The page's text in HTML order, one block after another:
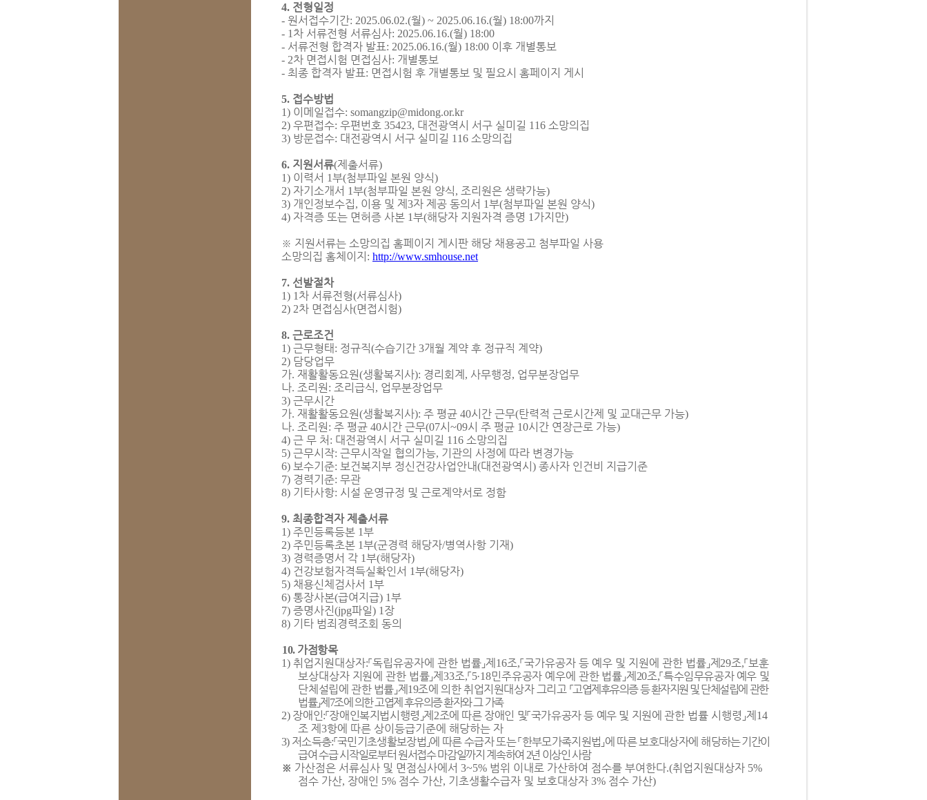
4. 전형일정
- 원서접수기간: 2025.06.02.(월) ~ 2025.06.16.(월) 18:00까지
- 1 차 서류전형 서류심사: 2025.06.16.(월) 18:00
- 서류전형 합격자 발표: 2025.06.16.(월) 18:00 이후 개별통보
- 2차 면접시험 면접심사: 개별통보
- 최종 합격자 발표: 면접시험 후 개별통보 및 필요시 홈페이지 게시
5. 접수방법
1) 이메일접수: somangzip@midong.or.kr
2) 우편접수: 우편번호 35423, 대전광역시 서구 실미길 116 소망의집
3) 방문접수: 대전광역시 서구 실미길 116 소망의집
6. 지원서류(제출서류)
1) 이력서 1부(첨부파일 본원 양식)
2) 자기소개서 1부(첨부파일 본원 양식, 조리원은 생략가능)
3) 개인정보수집, 이용 및 제 3자 제공 동의서 1부(첨부파일 본원 양식)
4) 자격증 또는 면허증 사본 1부(해당자 지원자격 증명 1 가지만)
※ 지원서류는 소망의집 홈페이지 게시판 해당 채용공고 첨부파일 사용
소망의집 홈체이지 : http://www.smhouse.net
7. 선발절차
1) 1 차 서류전형(서류심사)
2) 2차 면접심사(면접시험)
8. 근로조건
1) 근무형태: 정규직(수습기간 3개월 계약 후 정규직 계약)
2) 담당업무
가. 재활활동요원(생활복지사): 경리회계 , 사무행정, 업무분장업무
나. 조리원: 조리급식, 업무분장업무
3) 근무시간
가. 재활활동요원(생활복지사): 주 평균 40시간 근무(탄력적 근로시간제 및 교대근무 가능)
나. 조리원: 주 평균 40시간 근무(07시 ~09시 주 평균 10시간 연장근로 가능)
4) 근 무 처 : 대전광역시 서구 실미길 116 소망의집
5) 근무시작: 근무시작일 협의가능, 기관의 사정에 따라 변경가능
6) 보수기준: 보건복지부 정신건강사업안내(대전광역시 ) 종사자 인건비 지급기준
7) 경력기준: 무관
8) 기타사항: 시설 운영규정 및 근로계약서로 정함
9. 최종합격자 제출서류
1) 주민등록등본 1부
2) 주민등록초본 1부(군경력 해당자/병역사항 기재)
3) 경력증명서 각 1부(해당자)
4) 건강보험자격득실확인서 1부(해당자)
5) 채용신체검사서 1부
6) 통장사본(급여지급) 1부
7) 증명사진(jpg파일) 1 장
8) 기타 범죄경력조회 동의
10. 가점항목
1) 취업지원대상자:「독립유공자에 관한 법률 」제 16조,「국가유공자 등 예우 및 지원에 관한 법률」제29조,「보훈
보상대상자 지원에 관한 법률」제33조,「5·18민주유공자 예우에 관한 법률 」제 20조,「특수임무유공자 예우 및
단체설립에 관한 법률 」제 19조에 의한 취업지원대상자 그리고 「고엽제후유의증 등 환자지원 및 단체설립에 관한
법률」제 7조에 의한 고엽제 후유의증 환자와그 가족
2) 장애인:「장애인복지법시행령 」제 2조에 따른 장애인 및「국가유공자 등 예우 및 지원에 관한 법률 시행령 」제 14
조 제3항에 따른 상이등급기준에 해당하는 자
3) 저소득층:「국민기초생활보장법 」에 따른 수급자 또는「한부모가족지원법 」에 따른 보호대상자에 해당하는 기간이
급여 수급 시작일로부터 원서접수 마감일까지 계속하여 2년 이상인 사람
※ 가산점은 서류심사 및 면점심사에서 3~5% 범위 이내로 가산하여 점수를 부여한다.(취업지원대상자 5%
점수 가산, 장애인 5% 점수 가산, 기초생활수급자 및 보호대상자3% 점수 가산)